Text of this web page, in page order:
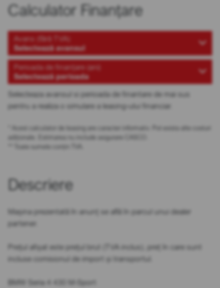
Calculator Finanțare
Avans (fără TVA)
Selectează avansul
Perioada de finanțare (ani)
Selectează perioada
Selecteaza avansul si perioada de finantare de mai sus
pentru a realiza o simulare a leasing-ului financiar.
* Acest calculator de leasing are caracter informativ. Pot exista alte costuri
adiționale. Estimarea nu include asigurare CASCO.
** Toate sumele conțin TVA.
Descriere
Mașina prezentată în anunț se află în parcul unui dealer
partener.
Prețul afișat este prețul brut (TVA inclus), preț în care sunt
incluse comisionul de import și transportul.
BMW Seria 4 430 M-Sport